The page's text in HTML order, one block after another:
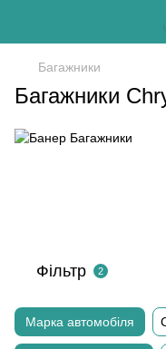
Багажники
Багажники
Фільтр 2
Марка автомобіля